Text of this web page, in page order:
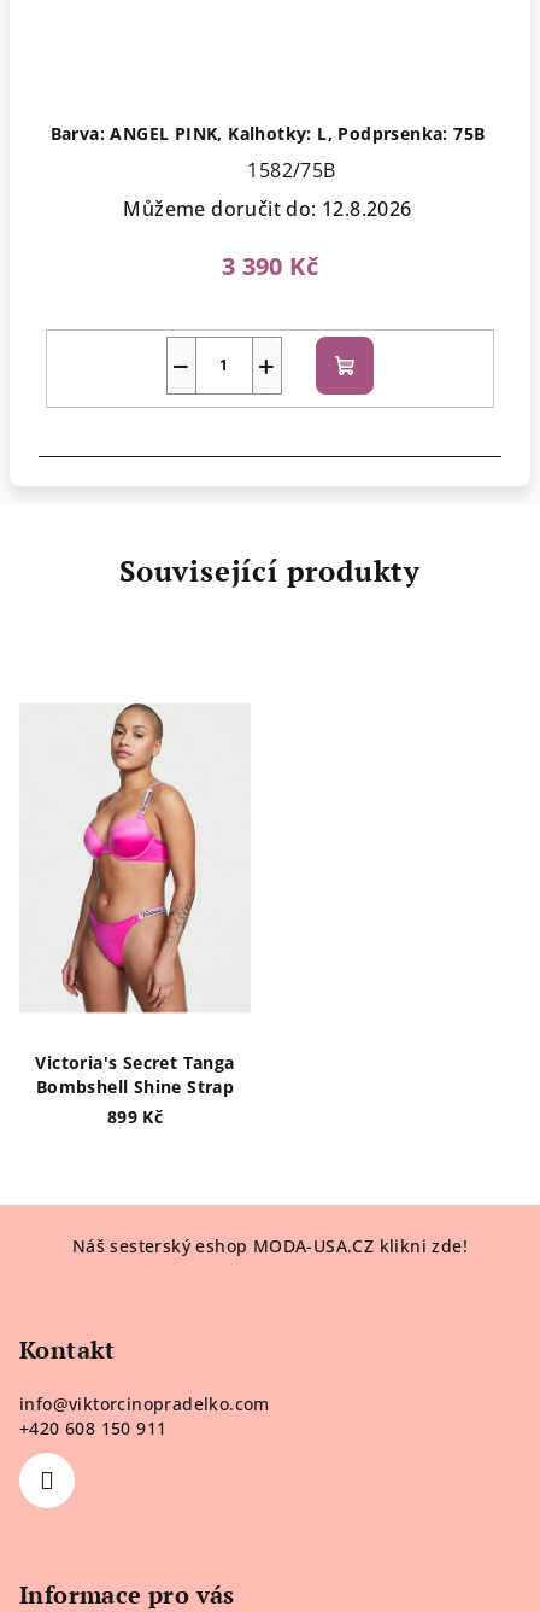
Barva: ANGEL PINK, Kalhotky: L, Podprsenka: 75B
1582/75B
Můžeme doručit do: 12.8.2026
3 390 Kč
+
− Do
košíku
Související produkty
Victoria's Secret Tanga
Bombshell Shine Strap
899 Kč
Náš sesterský eshop MODA-USA.CZ klikni zde!
Kontakt
info@viktorcinopradelko.com
+420 608 150 911
Informace pro vás